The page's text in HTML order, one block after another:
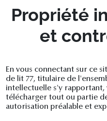
Propriété
et
En vous connectant sur ce
de lit 77, titulaire de
intellectuelle s'y rapportant,
télécharger tout ou partie
autorisation préalable et